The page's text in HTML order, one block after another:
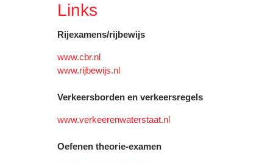
Links
Rijexamens/rijbewijs
www.cbr.nl
www.rijbewijs.nl
Verkeersborden en verkeersregels
www.verkeerenwaterstaat.nl
Oefenen theorie-examen